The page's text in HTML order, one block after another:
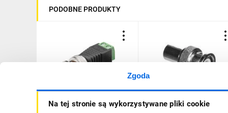
Zgoda
Na tej stronie są wykorzystywane pliki cookie
PODOBNE PRODUKTY
Wtyk BNC - mocowanie
śrubowe 76738 /10szt./
Wtyk koncentryczny BNC
RG6 75 Ohm VOWBNCRG6